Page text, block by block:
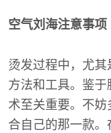
空气刘海注意事项
烫发过程中，尤
方法和工具。鉴
术至关重要。不
合自己的那一款